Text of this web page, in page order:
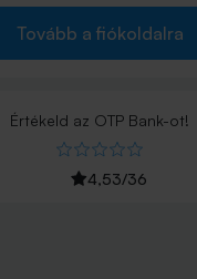
Tovább a fiókoldalra
Értékeld az OTP Bank-ot!
4,53/36